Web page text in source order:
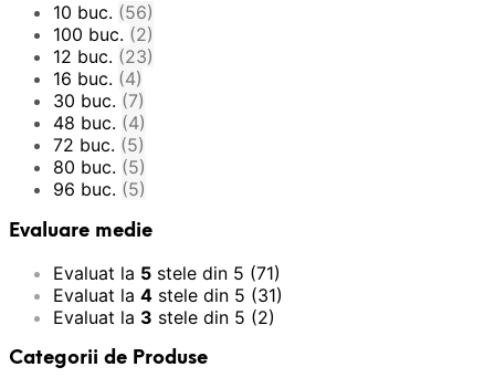
10 buc. (56)
100 buc. (2)
12 buc. (23)
16 buc. (4)
30 buc. (7)
48 buc. (4)
72 buc. (5)
80 buc. (5)
96 buc. (5)
Evaluare medie
Evaluat la 5 stele din 5 (71)
Evaluat la 4 stele din 5 (31)
Evaluat la 3 stele din 5 (2)
Categorii de Produse